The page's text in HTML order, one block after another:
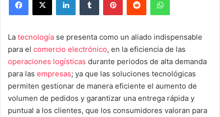
La tecnología se presenta como un aliado indispensable
para el comercio electrónico, en la eficiencia de las
operaciones logísticas durante periodos de alta demanda
para las empresas; ya que las soluciones tecnológicas
permiten gestionar de manera eficiente el aumento de
volumen de pedidos y garantizar una entrega rápida y
puntual a los clientes, que los consumidores valoran para